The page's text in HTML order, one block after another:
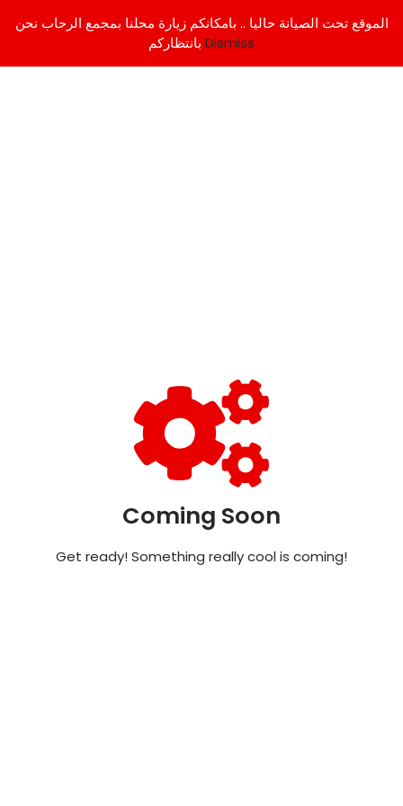
الموقع تحت الصيانة حاليا .. بامكانكم زيارة محلنا بمجمع الرحاب نحن
Dismiss
Coming Soon
Get ready! Something really cool is coming!